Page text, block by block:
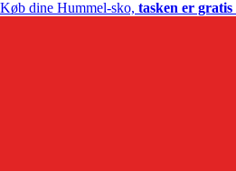
Køb dine Hummel-sko, tasken er gratis